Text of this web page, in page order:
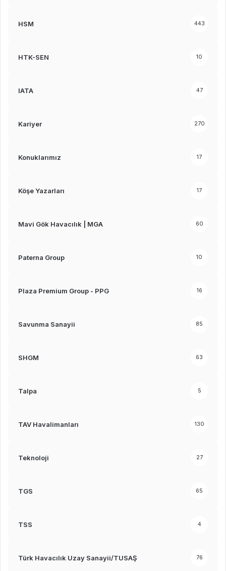
HSM 443
HTK-SEN 10
IATA 47
Kariyer 270
Konuklarımız 17
Köşe Yazarları 17
Mavi Gök Havacılık | MGA 60
Paterna Group 10
Plaza Premium Group - PPG 16
Savunma Sanayii 85
SHGM 63
Talpa 5
TAV Havalimanları 130
Teknoloji 27
TGS 65
TSS 4
Türk Havacılık Uzay Sanayii/TUSAŞ 76